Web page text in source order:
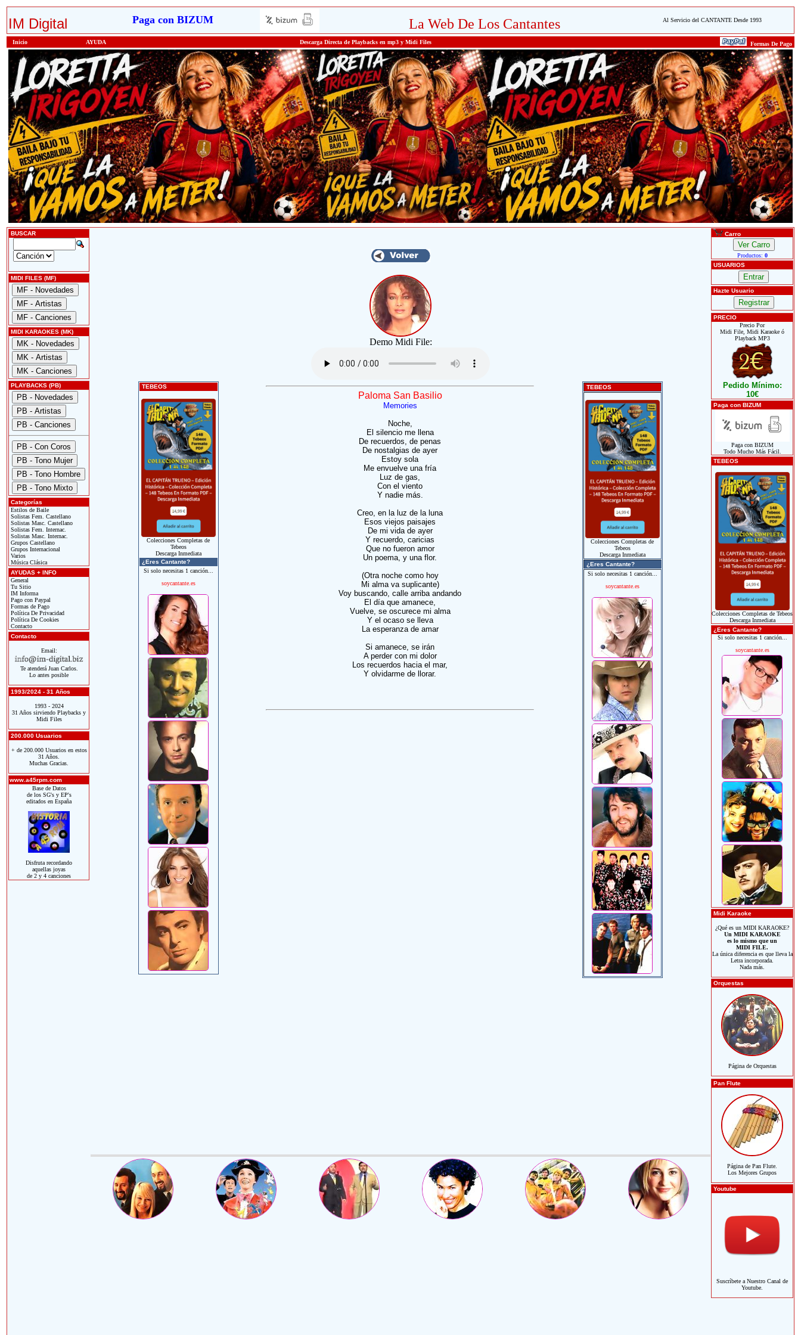
IM Digital Paga con BIZUM La Web De Los Cantantes Al Servicio del CANTANTE Desde 1993
Inicio AYUDA Descarga Directa de Playbacks en mp3 y Midi Files Formas De Pago
BUSCAR
MIDI FILES (MF)
MIDI KARAOKES (MK)
PLAYBACKS (PB)
Categorías
Estilos de Baile
Solistas Fem. Castellano
Solistas Masc. Castellano
Solistas Fem. Internac.
Solistas Masc. Internac.
Grupos Castellano
Grupos Internacional
Varios
Música Clásica
AYUDAS + INFO
General
Tu Sitio
IM Informa
Pago con Paypal
Formas de Pago
Política De Privacidad
Política De Cookies
Contacto
Contacto
Email:
Te atenderá Juan Carlos.
Lo antes posible
1993/2024 - 31 Años
1993 - 2024
31 Años sirviendo Playbacks y
Midi Files
200.000 Usuarios
+ de 200.000 Usuarios en estos
31 Años.
Muchas Gracias.
www.a45rpm.com
Base de Datos
de los SG's y EP's
editados en España
Disfruta recordando
aquellas joyas
de 2 y 4 canciones
Demo Midi File:
TEBEOS
Colecciones Completas de
Tebeos
Descarga Inmediata
¿Eres Cantante?
Si solo necesitas 1 canción...
soycantante.es
Paloma San Basilio
Memories
Noche,
El silencio me llena
De recuerdos, de penas
De nostalgias de ayer
Estoy sola
Me envuelve una fría
Luz de gas,
Con el viento
Y nadie más.
Creo, en la luz de la luna
Esos viejos paisajes
De mi vida de ayer
Y recuerdo, caricias
Que no fueron amor
Un poema, y una flor.
(Otra noche como hoy
Mi alma va suplicante)
Voy buscando, calle arriba andando
El día que amanece,
Vuelve, se oscurece mi alma
Y el ocaso se lleva
La esperanza de amar
Si amanece, se irán
A perder con mi dolor
Los recuerdos hacia el mar,
Y olvidarme de llorar.
TEBEOS
Colecciones Completas de
Tebeos
Descarga Inmediata
¿Eres Cantante?
Si solo necesitas 1 canción...
soycantante.es
Carro
Productos: 0
USUARIOS
Hazte Usuario
PRECIO
Precio Por
Midi File, Midi Karaoke ó
Playback MP3
Pedido Mínimo:
10€
Paga con BIZUM
Paga con BIZUM
Todo Mucho Más Fácil.
TEBEOS
Colecciones Completas de Tebeos
Descarga Inmediata
¿Eres Cantante?
Si solo necesitas 1 canción...
soycantante.es
Midi Karaoke
¿Qué es un MIDI KARAOKE?
Un MIDI KARAOKE
es lo mismo que un
MIDI FILE.
La única diferencia es que lleva la
Letra incorporada.
Nada más.
Orquestas
Página de Orquestas
Pan Flute
Página de Pan Flute.
Los Mejores Grupos
Youtube
Suscríbete a Nuestro Canal de
Youtube.